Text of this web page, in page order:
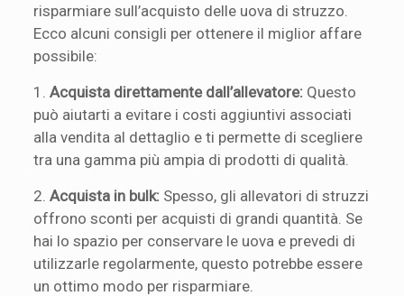
risparmiare sull’acquisto delle uova di struzzo.
Ecco alcuni consigli per ottenere il miglior affare
possibile:
1.Acquista direttamente dall’allevatore: Questo
può aiutarti a evitare i costi aggiuntivi associati
alla vendita al dettaglio e ti permette di scegliere
tra una gamma più ampia di prodotti di qualità.
2.Acquista in bulk: Spesso, gli allevatori di struzzi
offrono sconti per acquisti di grandi quantità. Se
hai lo spazio per conservare le uova e prevedi di
utilizzarle regolarmente, questo potrebbe essere
un ottimo modo per risparmiare.